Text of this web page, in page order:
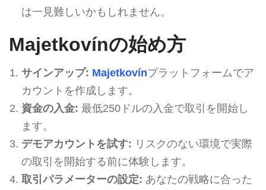
は一見難しいかもしれません。
Majetkovínの始め方
サインアップ: Majetkovínプラットフォームでア
カウントを作成します。
資金の入金: 最低250ドルの入金で取引を開始し
ます。
デモアカウントを試す: リスクのない環境で実際
の取引を開始する前に体験します。
取引パラメーターの設定: あなたの戦略に合った